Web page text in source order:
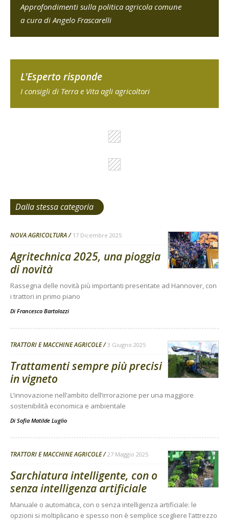
Approfondimenti sulla politica agricola comune
a cura di Angelo Frascarelli
L'Esperto risponde
I consigli di Terra e Vita agli agricoltori
Dalla stessa categoria
NOVA AGRICOLTURA 17 Dicembre 2025
Agritechnica 2025, una pioggia
di novità
Rassegna delle novità più importanti presentate ad Hannover, con
i trattori in primo piano
Di Francesco Bartolozzi
TRATTORI E MACCHINE AGRICOLE 3 Giugno 2025
Trattamenti sempre più precisi
in vigneto
L’innovazione nell’ambito dell’irrorazione per una maggiore
sostenibilità economica e ambientale
Di Sofia Matilde Luglio
TRATTORI E MACCHINE AGRICOLE 27 Maggio 2025
Sarchiatura intelligente, con o
senza intelligenza artificiale
Manuale o automatica, con o senza intelligenza artificiale: le
opzioni si moltiplicano e spesso non è semplice scegliere l’attrezzo